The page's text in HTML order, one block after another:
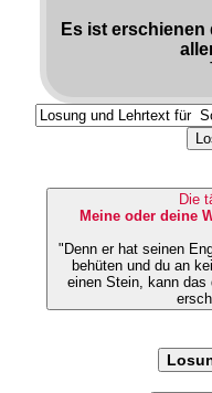
Es ist erschienen
Die
Meine oder deine
"Denn er hat seinen
behüten und du an keinen
einen Stein, kann das